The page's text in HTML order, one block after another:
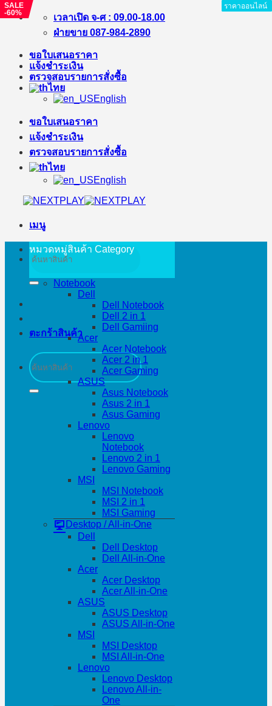
ข้าม
เนื้อหา
เวลาเปิด จ-ศ : 09.00-18.00
ฝ่ายขาย 087-984-2890
ขอใบเสนอราคา
แจ้งชำระเงิน
ตรวจสอบรายการสั่งซื้อ
ไทย
English
ขอใบเสนอราคา
แจ้งชำระเงิน
ตรวจสอบรายการสั่งซื้อ
ไทย
English
เมนู
ค้นหา:
ตะกร้าสินค้า
ค้นหา:
หมวดหมู่สินค้า Category
Notebook
Dell
Dell Notebook
Dell 2 in 1
Dell Gamiing
Acer
Acer Notebook
Acer 2 in 1
Acer Gaming
ASUS
Asus Notebook
Asus 2 in 1
Asus Gaming
Lenovo
Lenovo
Notebook
Lenovo 2 in 1
Lenovo Gaming
MSI
MSI Notebook
MSI 2 in 1
MSI Gaming
Desktop / All-in-One
Dell
Dell Desktop
Dell All-in-One
Acer
Acer Desktop
Acer All-in-One
ASUS
ASUS Desktop
ASUS All-in-One
MSI
MSI Desktop
MSI All-in-One
Lenovo
Lenovo Desktop
Lenovo All-in-
One
ราคาออนไลน์
ราคาออนไลน์
ราคาออนไลน์
ราคาออนไลน์
ราคาออนไลน์
ราคาออนไลน์
ราคาออนไลน์
ราคาออนไลน์
ราคาออนไลน์
SALE
-60%